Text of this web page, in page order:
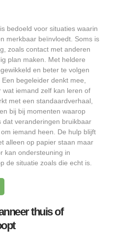
bedoeld voor situaties waarin
merkbaar beïnvloedt. Soms is
zoals contact met anderen
plan maken. Met heldere
en beter te volgen
begeleider denkt mee,
iemand zelf kan leren of
met een standaardverhaal,
bij bij momenten waarop
dat veranderingen bruikbaar
iemand heen. De hulp blijft
alleen op papier staan maar
kan ondersteuning in
de situatie zoals die echt is.
thuis of